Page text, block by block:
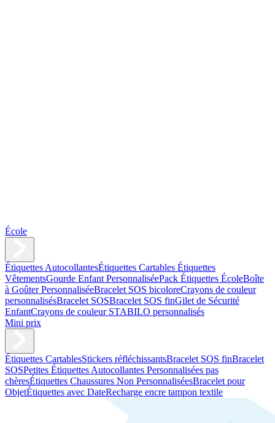
École
Étiquettes AutocollantesÉtiquettes Cartables Étiquettes
VêtementsGourde Enfant PersonnaliséePack Étiquettes ÉcoleBoîte
à Goûter PersonnaliséeBracelet SOS bicoloreCrayons de couleur
personnalisésBracelet SOSBracelet SOS finGilet de Sécurité
EnfantCrayons de couleur STABILO personnalisés
Mini prix
Étiquettes CartablesStickers réfléchissantsBracelet SOS finBracelet
SOSPetites Étiquettes Autocollantes Personnalisées pas
chèresÉtiquettes Chaussures Non PersonnaliséesBracelet pour
ObjetÉtiquettes avec DateRecharge encre tampon textile